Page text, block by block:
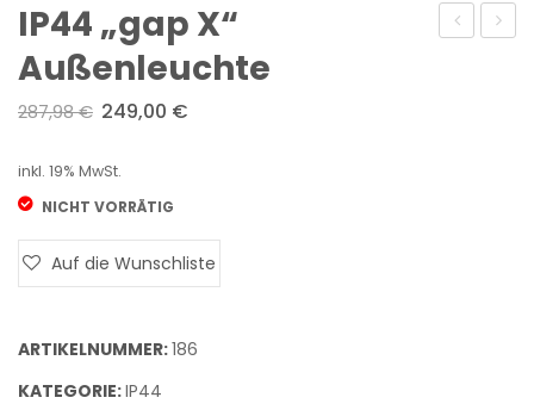
IP44 „gap X“
Außenleuchte
287,98€ 249,00 €
inkl. 19% MwSt.
NICHT VORRÄTIG
Auf die Wunschliste
ARTIKELNUMMER:186
KATEGORIE:IP44